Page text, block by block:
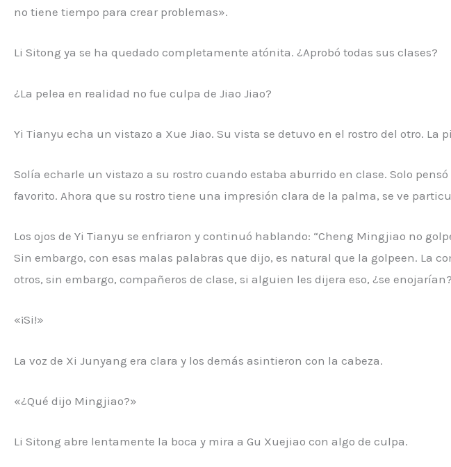
no tiene tiempo para crear problemas».
Li Sitong ya se ha quedado completamente atónita. ¿Aprobó todas sus clases?
¿La pelea en realidad no fue culpa de Jiao Jiao?
Yi Tianyu echa un vistazo a Xue Jiao. Su vista se detuvo en el rostro del otro. La
Solía ​​echarle un vistazo a su rostro cuando estaba aburrido en clase. Solo
favorito. Ahora que su rostro tiene una impresión clara de la palma, se ve
Los ojos de Yi Tianyu se enfriaron y continuó hablando: “Cheng Mingjiao no
Sin embargo, con esas malas palabras que dijo, es natural que la golpeen. La
otros, sin embargo, compañeros de clase, si alguien les dijera eso, ¿se
«¡Si!»
La voz de Xi Junyang era clara y los demás asintieron con la cabeza.
«¿Qué dijo Mingjiao?»
Li Sitong abre lentamente la boca y mira a Gu Xuejiao con algo de culpa.